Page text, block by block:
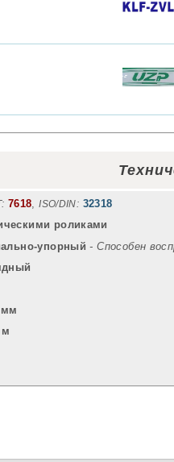
7618,ISO/DIN: 32318
роликами
упорный - Способен
мм